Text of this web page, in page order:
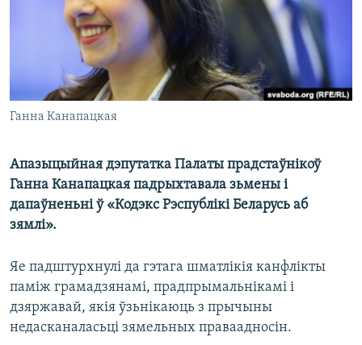
Ганна Канапацкая
Апазыцыйная дэпутатка Палаты прадстаўнікоў
Ганна Канапацкая падрыхтавала зьмены і
дапаўненьні ў «Кодэкс Рэспублікі Беларусь аб
зямлі».
Яе падштурхнулі да гэтага шматлікія канфлікты
паміж грамадзянамі, прадпрымальнікамі і
дзяржавай, якія ўзьнікаюць з прычыны
недасканаласьці зямельных праваадносін.